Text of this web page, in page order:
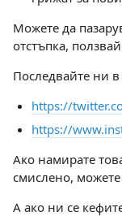
Можете да
отстъпка,
Последвайте ни в
https://
https://
Ако намирате
смислено,
А ако ни се